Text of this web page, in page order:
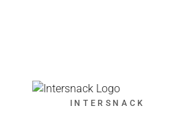
INTERSNACK